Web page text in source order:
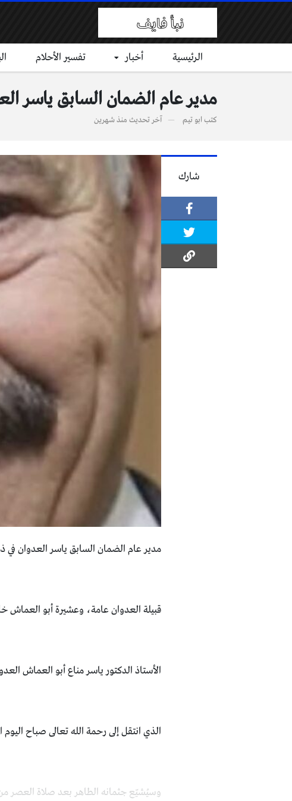
الرئيسية أخبار تفسير الأحلام
مدير عام الضمان السابق ياسر
كتب ابو تيم آخر تحديث منذ شهرين
شارك
مدير عام الضمان السابق ياسر العدوان في
قبيلة العدوان عامة، وعشيرة أبو العماش
الأستاذ الدكتور ياسر مناع أبو العماش
الذي انتقل إلى رحمة الله تعالى صباح
وسيُشيّع جثمانه الطاهر بعد صلاة العصر من هذا اليوم السبت 06/06/2026 من مسجد